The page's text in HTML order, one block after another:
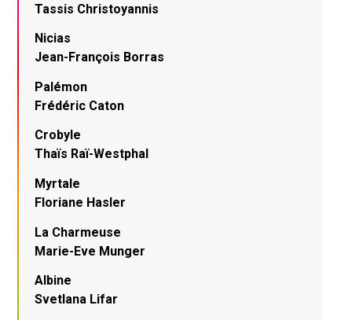
Tassis Christoyannis
Nicias
Jean-François Borras
Palémon
Frédéric Caton
Crobyle
Thaïs Raï-Westphal
Myrtale
Floriane Hasler
La Charmeuse
Marie-Eve Munger
Albine
Svetlana Lifar